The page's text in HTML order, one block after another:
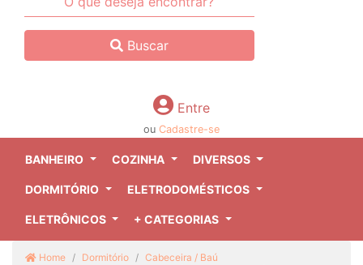
Buscar
Entre
ou Cadastre-se
BANHEIRO COZINHA DIVERSOS
DORMITÓRIO ELETRODOMÉSTICOS
ELETRÔNICOS + CATEGORIAS
Home Dormitório
Cabeceira / Baú